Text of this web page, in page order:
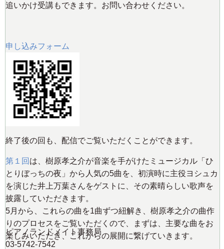
追いかけ受講もできます。お問い合わせください。
申し込みフォーム
終了後の回も、配信でご覧いただくことができます。
第１回 は、樹原孝之介が音楽を手がけたミュージカル「ひ
とりぼっちの夜」から人気の5曲を、初演時に主役ヨシュカ
を演じた井上万葉さんをゲストに、その素晴らしい歌声を
披露していただきます。
5月から、これらの曲を1曲ずつ紐解き、樹原孝之介の曲作
りのプロセスをご覧いただくので、まずは、主要な曲をお
楽しみいただき、これからの展開に繋げていきます。
ピアノランドメイト事務局
03-5742-7542